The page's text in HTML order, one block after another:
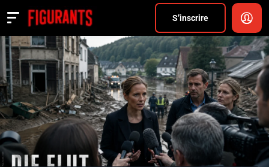
S’inscrire
Actualités
ANNONCER
FAQ
S’inscrire
CONNEXION